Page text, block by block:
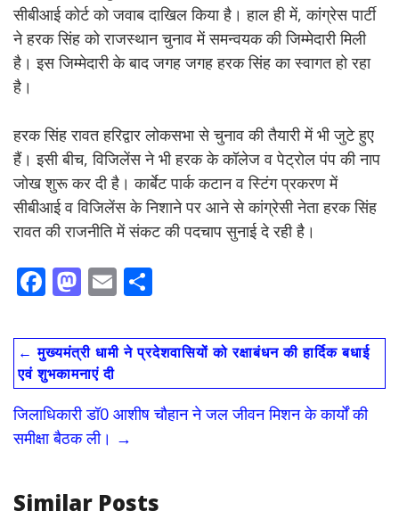
सीबीआई कोर्ट को जवाब दाखिल किया है। हाल ही में, कांग्रेस पार्टी
ने हरक सिंह को राजस्थान चुनाव में समन्वयक की जिम्मेदारी मिली
है। इस जिम्मेदारी के बाद जगह जगह हरक सिंह का स्वागत हो रहा
है।
हरक सिंह रावत हरिद्वार लोकसभा से चुनाव की तैयारी में भी जुटे हुए
हैं। इसी बीच, विजिलेंस ने भी हरक के कॉलेज व पेट्रोल पंप की नाप
जोख शुरू कर दी है। कार्बेट पार्क कटान व स्टिंग प्रकरण में
सीबीआई व विजिलेंस के निशाने पर आने से कांग्रेसी नेता हरक सिंह
रावत की राजनीति में संकट की पदचाप सुनाई दे रही है।
F
e
b
o
o
k
M
to
d
o
n
E
ai
l
ar
e
← मुख्यमंत्री धामी ने प्रदेशवासियों को रक्षाबंधन की हार्दिक बधाई
एवं शुभकामनाएं दी
जिलाधिकारी डॉ0 आशीष चौहान ने जल जीवन मिशन के कार्यों की
समीक्षा बैठक ली। →
Similar Posts